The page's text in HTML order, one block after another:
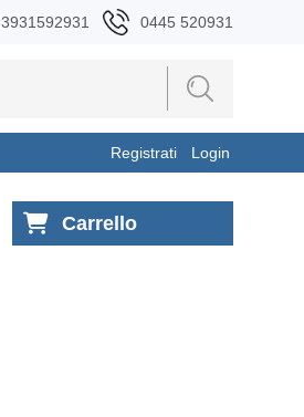
3931592931 0445 520931
Registrati Login
Carrello